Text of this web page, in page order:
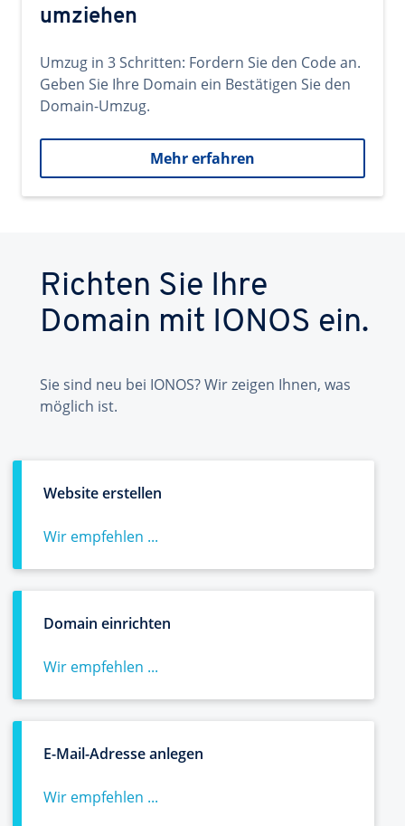
umziehen
Umzug in 3 Schritten: Fordern Sie den Code an.
Geben Sie Ihre Domain ein Bestätigen Sie den
Domain-Umzug.
Mehr erfahren
Richten Sie Ihre
Domain mit IONOS ein.
Sie sind neu bei IONOS? Wir zeigen Ihnen, was
möglich ist.
Website erstellen
Wir empfehlen ...
Domain einrichten
Wir empfehlen ...
E-Mail-Adresse anlegen
Wir empfehlen ...